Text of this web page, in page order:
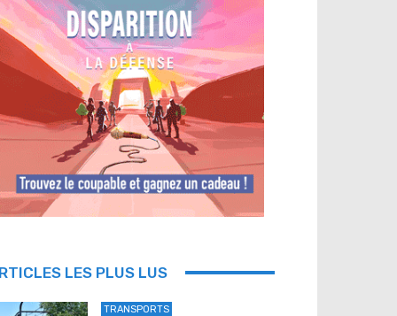
LES PLUS LUS
TRANSPORTS